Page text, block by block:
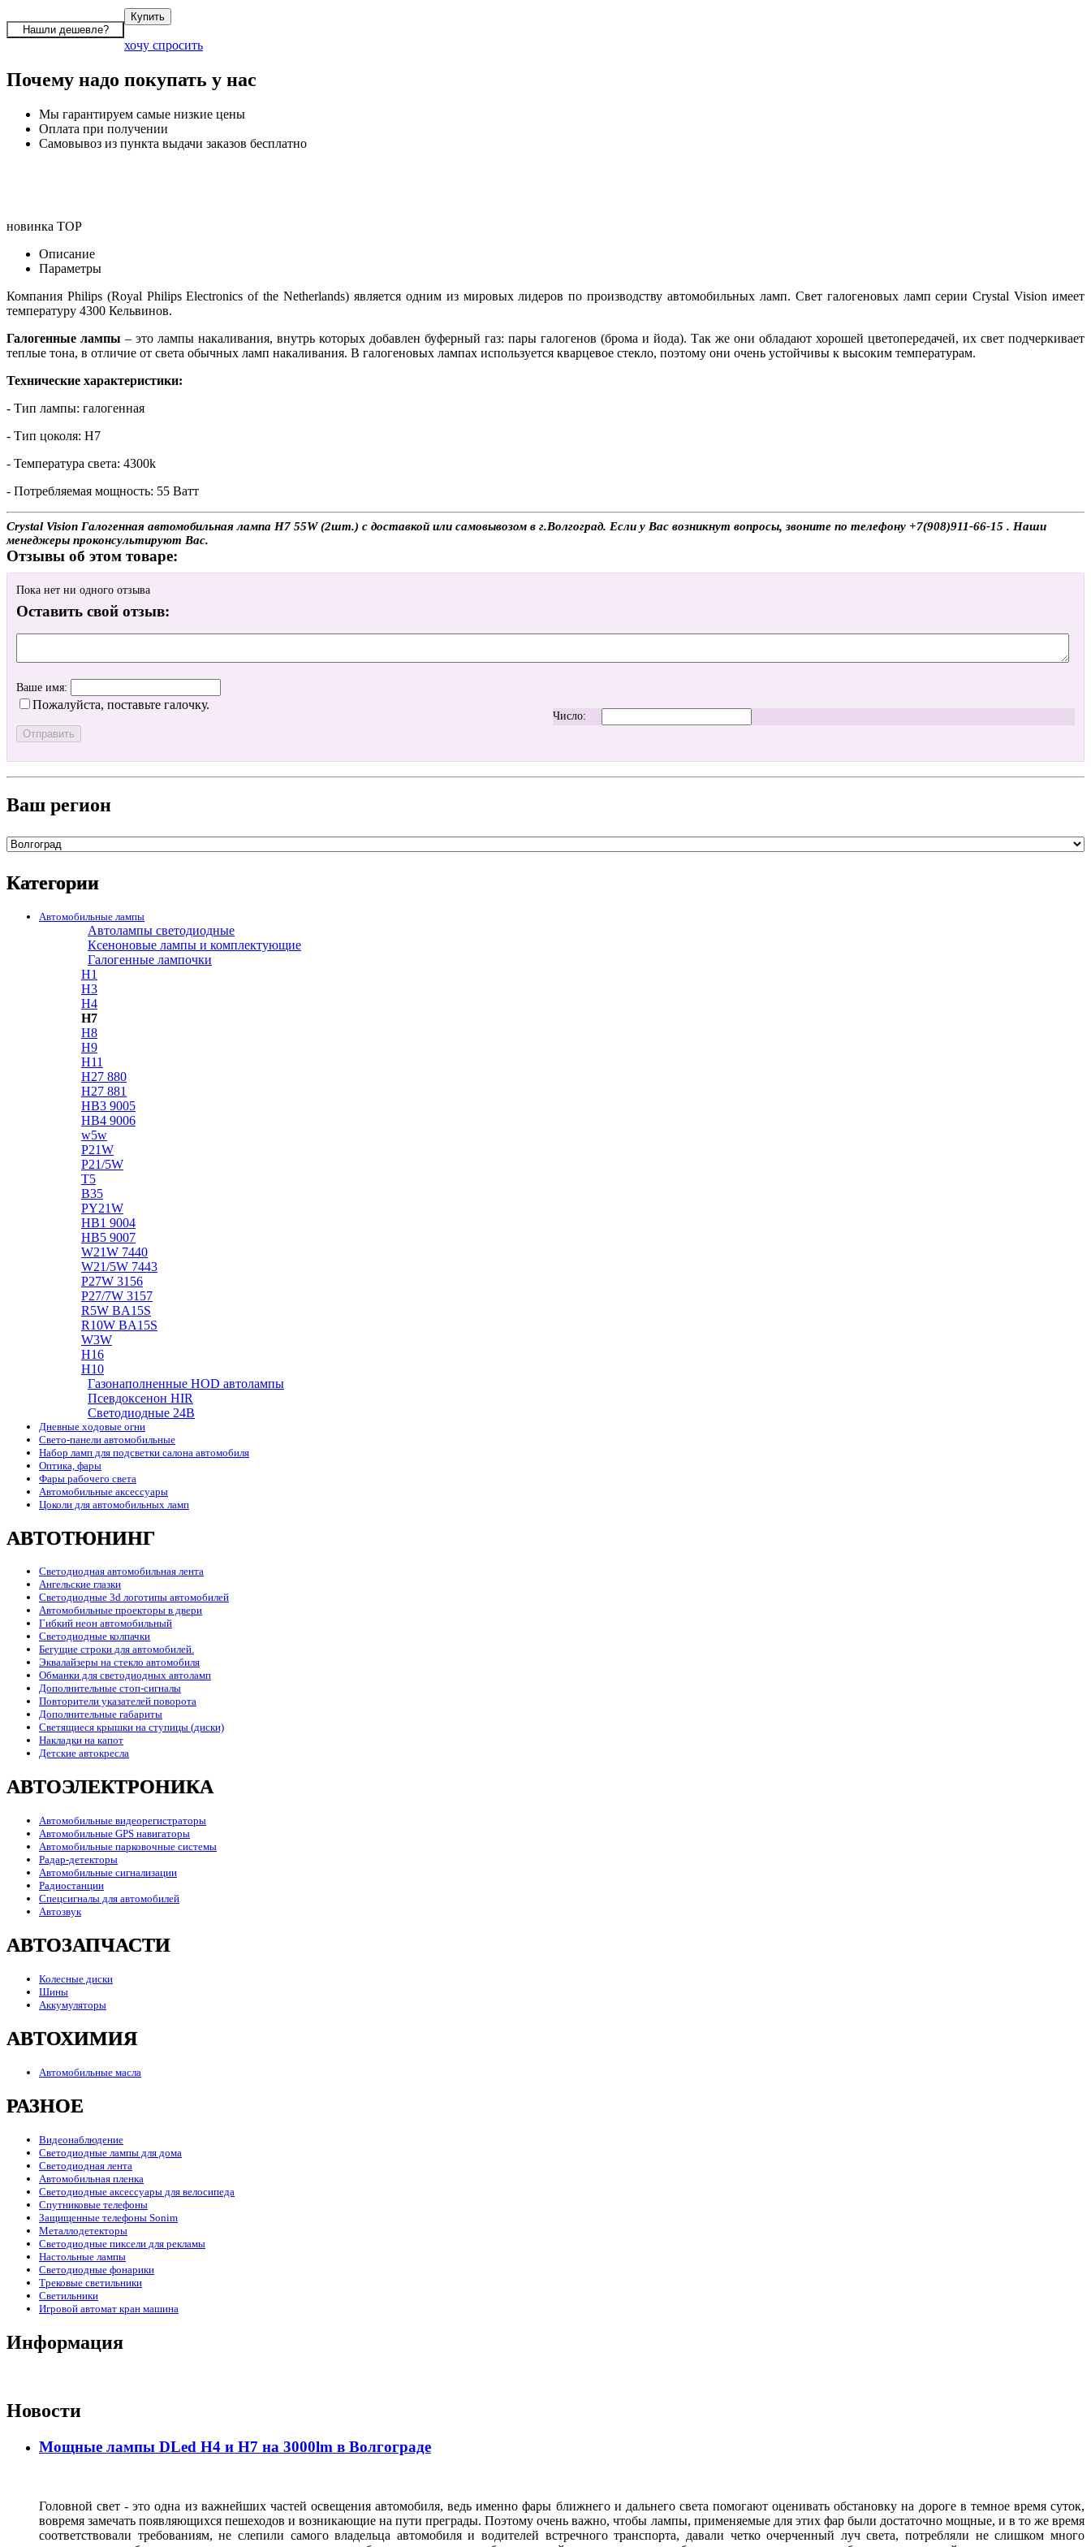
хочу спросить
Почему надо покупать у нас
Мы гарантируем самые низкие цены
Оплата при получении
Самовывоз из пункта выдачи заказов бесплатно
новинка TOP
Описание
Параметры
Компания Philips (Royal Philips Electronics of the Netherlands) является одним из мировых лидеров по производству автомобильных ламп. Свет галогеновых ламп серии Crystal Vision имеет
температуру 4300 Кельвинов.
Галогенные лампы – это лампы накаливания, внутрь которых добавлен буферный газ: пары галогенов (брома и йода). Так же они обладают хорошей цветопередачей, их свет подчеркивает
теплые тона, в отличие от света обычных ламп накаливания. В галогеновых лампах используется кварцевое стекло, поэтому они очень устойчивы к высоким температурам.
Технические характеристики:
- Тип лампы: галогенная
- Тип цоколя: H7
- Температура света: 4300k
- Потребляемая мощность: 55 Ватт
Crystal Vision Галогенная автомобильная лампа H7 55W (2шт.) с доставкой или самовывозом в г.Волгоград. Если у Вас возникнут вопросы, звоните по телефону +7(908)911-66-15 . Наши
менеджеры проконсультируют Вас.
Отзывы об этом товаре:
Пока нет ни одного отзыва
Оставить свой отзыв:
Ваше имя:
Пожалуйста, поставьте галочку.
Число:
Ваш регион
Категории
Автомобильные лампы
Автолампы светодиодные
Ксеноновые лампы и комплектующие
Галогенные лампочки
H1
H3
H4
H7
H8
H9
H11
H27 880
H27 881
HB3 9005
HB4 9006
w5w
P21W
P21/5W
T5
B35
PY21W
HB1 9004
HB5 9007
W21W 7440
W21/5W 7443
P27W 3156
P27/7W 3157
R5W BA15S
R10W BA15S
W3W
H16
H10
Газонаполненные HOD автолампы
Псевдоксенон HIR
Cветодиодные 24B
Дневные ходовые огни
Свето-панели автомобильные
Набор ламп для подсветки салона автомобиля
Оптика, фары
Фары рабочего света
Автомобильные аксессуары
Цоколи для автомобильных ламп
АВТОТЮНИНГ
Светодиодная автомобильная лента
Ангельские глазки
Светодиодные 3d логотипы автомобилей
Автомобильные проекторы в двери
Гибкий неон автомобильный
Светодиодные колпачки
Бегущие строки для автомобилей.
Эквалайзеры на стекло автомобиля
Обманки для светодиодных автоламп
Дополнительные стоп-сигналы
Повторители указателей поворота
Дополнительные габариты
Светящиеся крышки на ступицы (диски)
Накладки на капот
Детские автокресла
АВТОЭЛЕКТРОНИКА
Автомобильные видеорегистраторы
Автомобильные GPS навигаторы
Автомобильные парковочные системы
Радар-детекторы
Автомобильные сигнализации
Радиостанции
Спецсигналы для автомобилей
Автозвук
АВТОЗАПЧАСТИ
Колесные диски
Шины
Аккумуляторы
АВТОХИМИЯ
Автомобильные масла
РАЗНОЕ
Видеонаблюдение
Светодиодные лампы для дома
Светодиодная лента
Автомобильная пленка
Светодиодные аксессуары для велосипеда
Спутниковые телефоны
Защищенные телефоны Sonim
Металлодетекторы
Светодиодные пиксели для рекламы
Настольные лампы
Светодиодные фонарики
Трековые светильники
Светильники
Игровой автомат кран машина
Информация
Новости
Мощные лампы DLed H4 и H7 на 3000lm в Волгограде
Головной свет - это одна из важнейших частей освещения автомобиля, ведь именно фары ближнего и дальнего света помогают оценивать обстановку на дороге в темное время суток,
вовремя замечать появляющихся пешеходов и возникающие на пути преграды. Поэтому очень важно, чтобы лампы, применяемые для этих фар были достаточно мощные, и в то же время
соответствовали требованиям, не слепили самого владельца автомобиля и водителей встречного транспорта, давали четко очерченный луч света, потребляли не слишком много